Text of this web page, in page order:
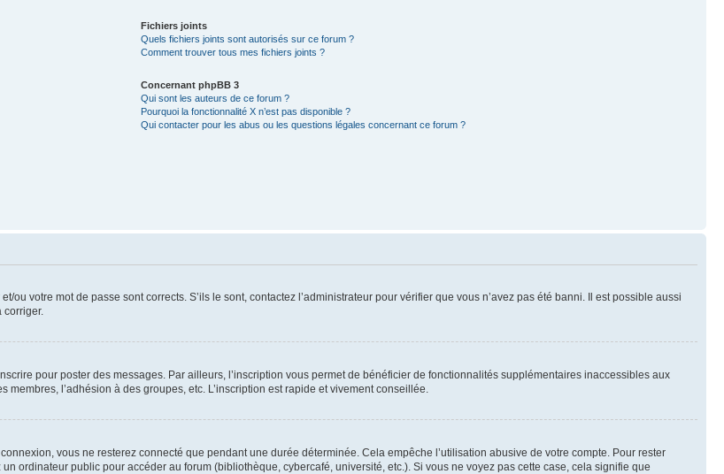
Fichiers joints
Quels fichiers joints sont autorisés sur ce forum ?
Comment trouver tous mes fichiers joints ?
Concernant phpBB 3
Qui sont les auteurs de ce forum ?
Pourquoi la fonctionnalité X n’est pas disponible ?
Qui contacter pour les abus ou les questions légales concernant ce forum ?
votre mot de passe sont corrects. S’ils le sont, contactez l’administrateur pour vérifier que vous n’avez pas été banni. Il est possible aussi
corriger.
pour poster des messages. Par ailleurs, l’inscription vous permet de bénéficier de fonctionnalités supplémentaires inaccessibles aux
l’adhésion à des groupes, etc. L’inscription est rapide et vivement conseillée.
connexion, vous ne resterez connecté que pendant une durée déterminée. Cela empêche l’utilisation abusive de votre compte. Pour rester
ordinateur public pour accéder au forum (bibliothèque, cybercafé, université, etc.). Si vous ne voyez pas cette case, cela signifie que